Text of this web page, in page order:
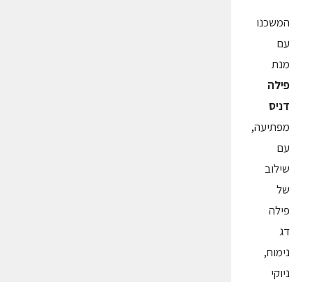
המשכנו
עם
מנת
פילה
דניס
מפתיעה,
עם
שילוב
של
פילה
דג
נימוח,
ניוקי